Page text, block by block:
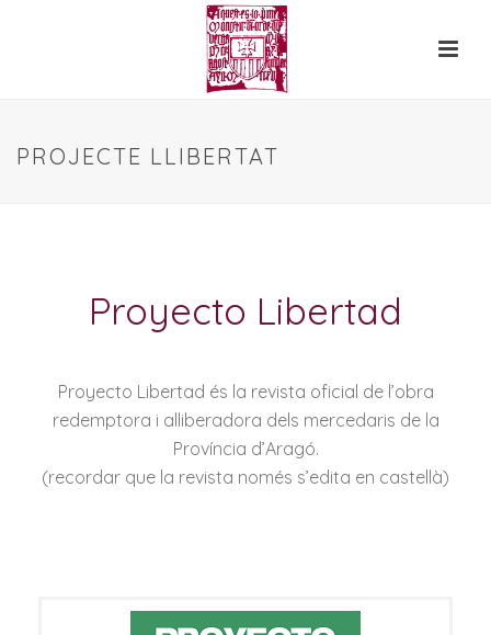
PROJECTE LLIBERTAT
Proyecto Libertad
Proyecto Libertad és la revista oficial de l’obra
redemptora i alliberadora dels mercedaris de la
Província d’Aragó.
(recordar que la revista només s’edita en castellà)